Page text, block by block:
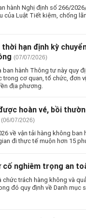
hành Nghị định số 266/
của Luật Tiết kiệm, chống
thời hạn định kỳ
(07/07/2026)
ban hành Thông tư này quy
trong cơ quan, tổ chức, đơn
địa phương.
hoàn vé, bồi
(06/07/2026)
về vận tải hàng không
đi thực tế muộn hơn 15
cố nghiêm trọng an
chức trách hàng không và
đó quy định về Danh mục